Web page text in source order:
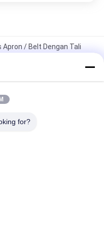
/ Belt Dengan Tali
Stripe Zipper Penutupan
Alat Tulis
Perlengkapan Mandi Pen
for?